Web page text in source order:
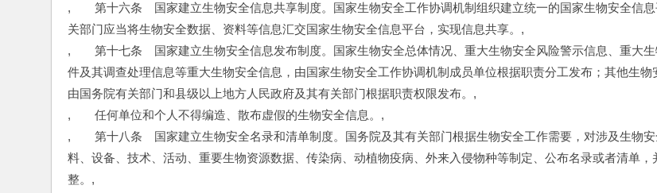
,　　第十六条　国家建立生物安全信息共享制度。国家生物安全工作协调机制组织建立统一的国家生物安全信
关部门应当将生物安全数据、资料等信息汇交国家生物安全信息平台，实现信息共享。,
,　　第十七条　国家建立生物安全信息发布制度。国家生物安全总体情况、重大生物安全风险警示信息、重大
件及其调查处理信息等重大生物安全信息，由国家生物安全工作协调机制成员单位根据职责分工发布；其他生物
由国务院有关部门和县级以上地方人民政府及其有关部门根据职责权限发布。,
,　　任何单位和个人不得编造、散布虚假的生物安全信息。,
,　　第十八条　国家建立生物安全名录和清单制度。国务院及其有关部门根据生物安全工作需要，对涉及生物
料、设备、技术、活动、重要生物资源数据、传染病、动植物疫病、外来入侵物种等制定、公布名录或者清单，
整。,